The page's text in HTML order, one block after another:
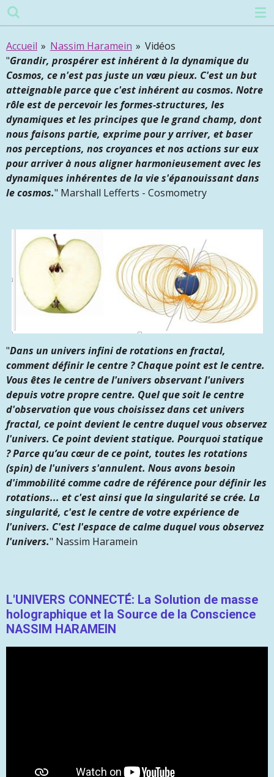
Passer
au
contenu
principal
Accueil » Nassim Haramein » Vidéos
"Grandir, prospérer est inhérent à la dynamique du
Cosmos, ce n'est pas juste un vœu pieux. C'est un but
atteignable parce que c'est inhérent au cosmos. Notre
rôle est de percevoir les formes-structures, les
dynamiques et les principes que le grand champ, dont
nous faisons partie, exprime pour y arriver, et baser
nos perceptions, nos croyances et nos actions sur eux
pour arriver à nous aligner harmonieusement avec les
dynamiques inhérentes de la vie s'épanouissant dans
le cosmos." Marshall Lefferts - Cosmometry
"Dans un univers infini de rotations en fractal,
comment définir le centre ? Chaque point est le centre.
Vous êtes le centre de l'univers observant l'univers
depuis votre propre centre. Quel que soit le centre
d'observation que vous choisissez dans cet univers
fractal, ce point devient le centre duquel vous observez
l'univers. Ce point devient statique. Pourquoi statique
? Parce qu’au cœur de ce point, toutes les rotations
(spin) de l'univers s'annulent. Nous avons besoin
d'immobilité comme cadre de référence pour définir les
rotations... et c'est ainsi que la singularité se crée. La
singularité, c'est le centre de votre expérience de
l'univers. C'est l'espace de calme duquel vous observez
l'univers." Nassim Haramein
L'UNIVERS CONNECTÉ: La Solution de masse
holographique et la Source de la Conscience
NASSIM HARAMEIN